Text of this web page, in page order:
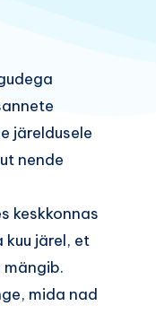
järeldusele
nende
keskkonnas
järel, et
mida nad